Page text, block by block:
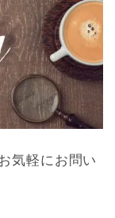
気軽にお問い